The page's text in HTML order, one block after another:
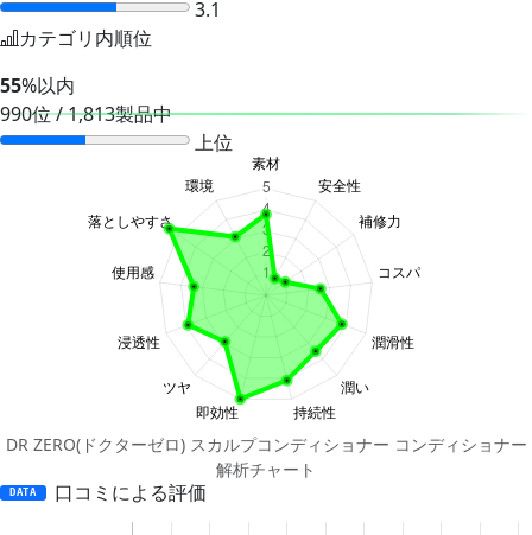
3.1
カテゴリ内順位
55%以内
990位 / 1,813製品中
上位
DR ZERO(ドクターゼロ) スカルプコンディショナー コンディショナー
解析チャート
DATA 口コミによる評価